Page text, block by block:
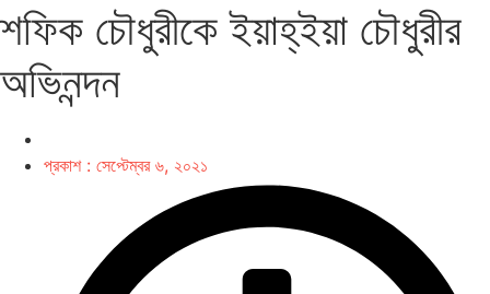
শফিক চৌধুরীকে ইয়াহ্‌ইয়া চৌধুরীর
অভিনন্দন
প্রকাশ : সেপ্টেম্বর ৬, ২০২১